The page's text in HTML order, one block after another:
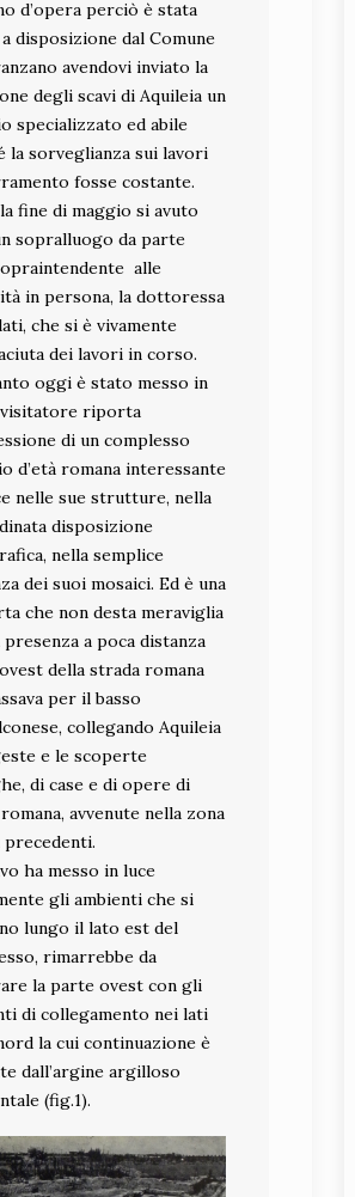
d’opera perciò è stata
a disposizione dal Comune
avendovi inviato la
degli scavi di Aquileia un
specializzato ed abile
la sorveglianza sui lavori
fosse costante.
fine di maggio si avuto
sopralluogo da parte
alle
in persona, la dottoressa
che si è vivamente
dei lavori in corso.
oggi è stato messo in
riporta
di un complesso
d’età romana interessante
nelle sue strutture, nella
disposizione
nella semplice
dei suoi mosaici. Ed è una
che non desta meraviglia
presenza a poca distanza
della strada romana
per il basso
collegando Aquileia
e le scoperte
di case e di opere di
avvenute nella zona
precedenti.
ha messo in luce
gli ambienti che si
lungo il lato est del
rimarrebbe da
la parte ovest con gli
di collegamento nei lati
la cui continuazione è
dall’argine argilloso
(fig.1).